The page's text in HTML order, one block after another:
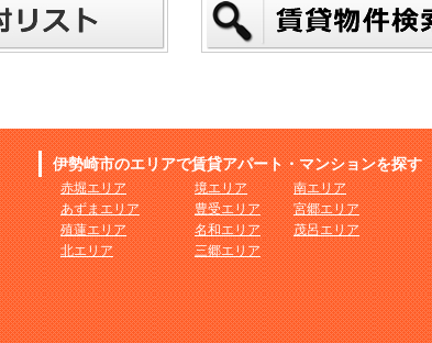
伊勢崎市のエリアで賃貸アパート・マンションを探す
赤堀エリア
あずまエリア
殖蓮エリア
北エリア
境エリア
豊受エリア
名和エリア
三郷エリア
南エリア
宮郷エリア
茂呂エリア